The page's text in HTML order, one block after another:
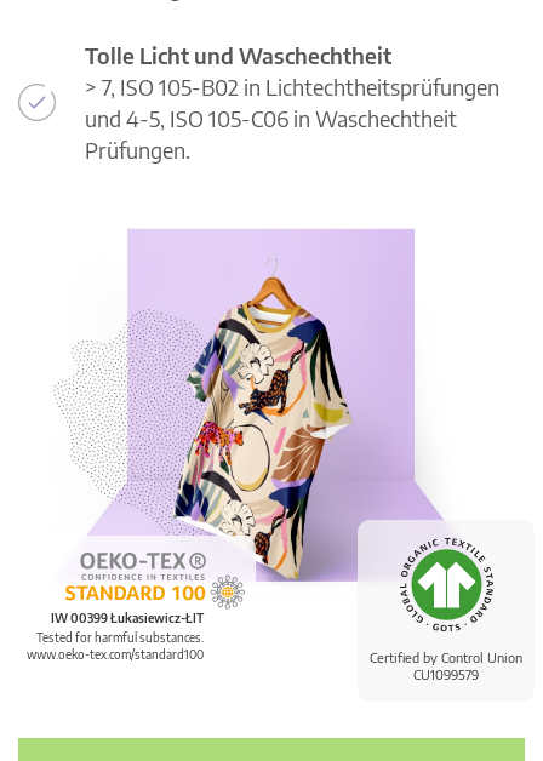
Certified by Control Union
CU1099579
IW 00399 Łukasiewicz-ŁIT
Tested for harmful substances.
www.oeko-tex.com/standard100
Tolle Licht und Waschechtheit
> 7, ISO 105-B02 in Lichtechtheitsprüfungen
und 4-5, ISO 105-C06 in Waschechtheit
Prüfungen.